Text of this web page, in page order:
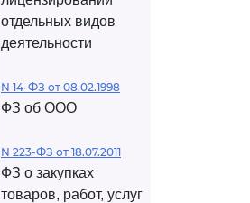
отдельных видов
деятельности
N 14-ФЗ от 08.02.1998
ФЗ об ООО
N 223-ФЗ от 18.07.2011
ФЗ о закупках
товаров, работ, услуг